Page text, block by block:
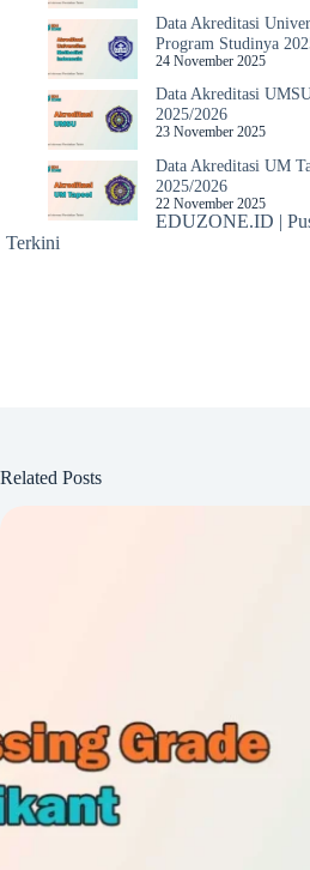
Data Akreditasi
Program Studinya
24 November 2025
Data Akreditasi
2025/2026
23 November 2025
Data Akreditasi UM
2025/2026
22 November 2025
EDUZONE.ID |
Terkini
Related Posts